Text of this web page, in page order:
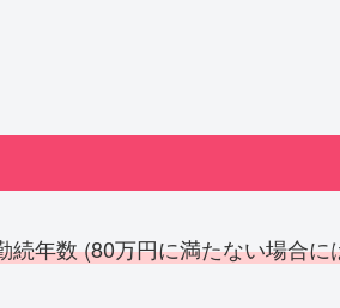
年数 (80万円に満たない場合に